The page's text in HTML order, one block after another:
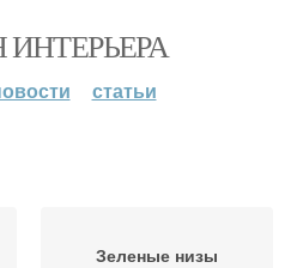
статьи
Зеленые низы